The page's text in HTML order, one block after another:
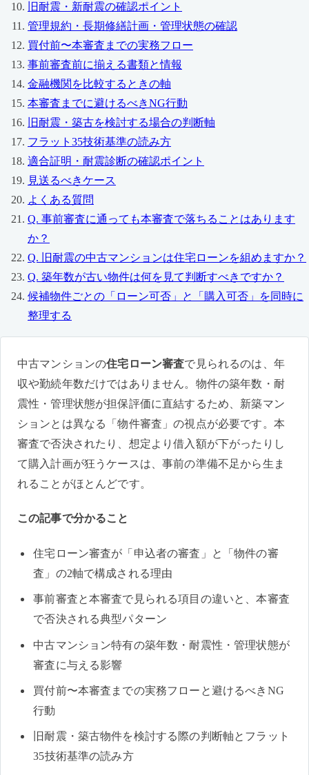
旧耐震・新耐震の確認ポイント
管理規約・長期修繕計画・管理状態の確認
買付前〜本審査までの実務フロー
事前審査前に揃える書類と情報
金融機関を比較するときの軸
本審査までに避けるべきNG行動
旧耐震・築古を検討する場合の判断軸
フラット35技術基準の読み方
適合証明・耐震診断の確認ポイント
見送るべきケース
よくある質問
Q. 事前審査に通っても本審査で落ちることはあります
か？
Q. 旧耐震の中古マンションは住宅ローンを組めますか？
Q. 築年数が古い物件は何を見て判断すべきですか？
候補物件ごとの「ローン可否」と「購入可否」を同時に
整理する
中古マンションの住宅ローン審査で見られるのは、年
収や勤続年数だけではありません。物件の築年数・耐
震性・管理状態が担保評価に直結するため、新築マン
ションとは異なる「物件審査」の視点が必要です。本
審査で否決されたり、想定より借入額が下がったりし
て購入計画が狂うケースは、事前の準備不足から生ま
れることがほとんどです。
この記事で分かること
住宅ローン審査が「申込者の審査」と「物件の審
査」の2軸で構成される理由
事前審査と本審査で見られる項目の違いと、本審査
で否決される典型パターン
中古マンション特有の築年数・耐震性・管理状態が
審査に与える影響
買付前〜本審査までの実務フローと避けるべきNG
行動
旧耐震・築古物件を検討する際の判断軸とフラット
35技術基準の読み方